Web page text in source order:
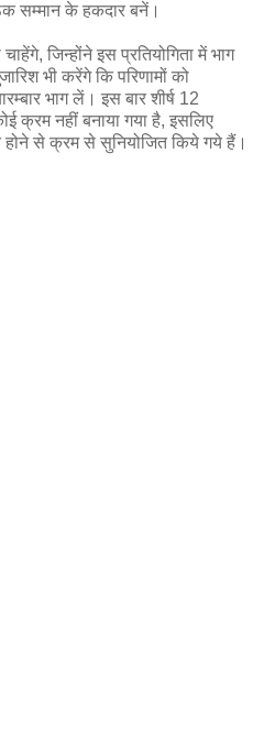
सम्मान के हकदार बनें।
जिन्होंने इस प्रतियोगिता में भाग
भी करेंगे कि परिणामों को
भाग लें। इस बार शीर्ष 12
क्रम नहीं बनाया गया है, इसलिए
होने से क्रम से सुनियोजित किये गये हैं।